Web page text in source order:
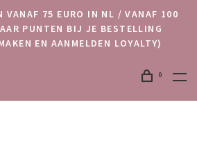
VANAF 75 EURO IN NL / VANAF 100
PUNTEN BIJ JE BESTELLING
EN AANMELDEN LOYALTY)
0